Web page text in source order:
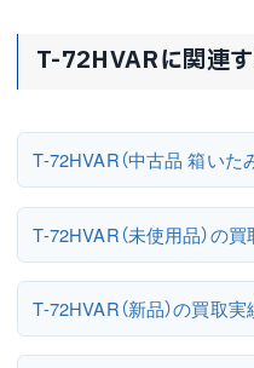
T-72HVARに関連
T-72HVAR（中古品 箱いた
T-72HVAR（未使用品）の
T-72HVAR（新品）の買取実